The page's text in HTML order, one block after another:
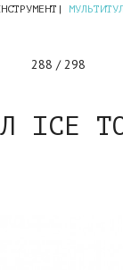
288 / 298
ICE